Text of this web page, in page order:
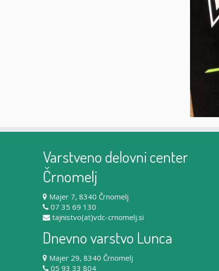
Varstveno delovni center
Črnomelj
Majer 7, 8340 Črnomelj
07 35 69 130
tajnistvo(at)vdc-crnomelj.si
Dnevno varstvo Lunca
Majer 29, 8340 Črnomelj
05 93 33 804